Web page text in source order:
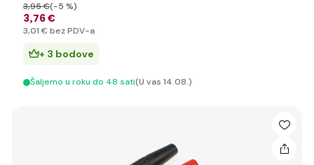
3,76 €
3,95 €(-5 %)
3,01 € bez PDV-a
+ 3 bodove
Šaljemo u roku do 48 sati(U vas 14.08.)